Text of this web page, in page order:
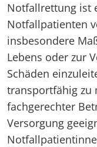
Notfallrettung ist
Notfallpatienten
insbesondere
Lebens oder zur
Schäden
transportfähig zu
fachgerechter
Versorgung